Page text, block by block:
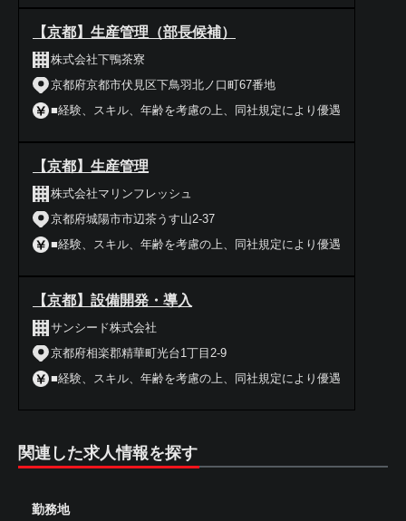
【京都】生産管理（部長候補）
株式会社下鴨茶寮
京都府京都市伏見区下鳥羽北ノ口町67番地
■経験、スキル、年齢を考慮の上、同社規定により優遇
【京都】生産管理
株式会社マリンフレッシュ
京都府城陽市市辺茶うす山2-37
■経験、スキル、年齢を考慮の上、同社規定により優遇
【京都】設備開発・導入
サンシード株式会社
京都府相楽郡精華町光台1丁目2-9
■経験、スキル、年齢を考慮の上、同社規定により優遇
関連した求人情報を探す
勤務地